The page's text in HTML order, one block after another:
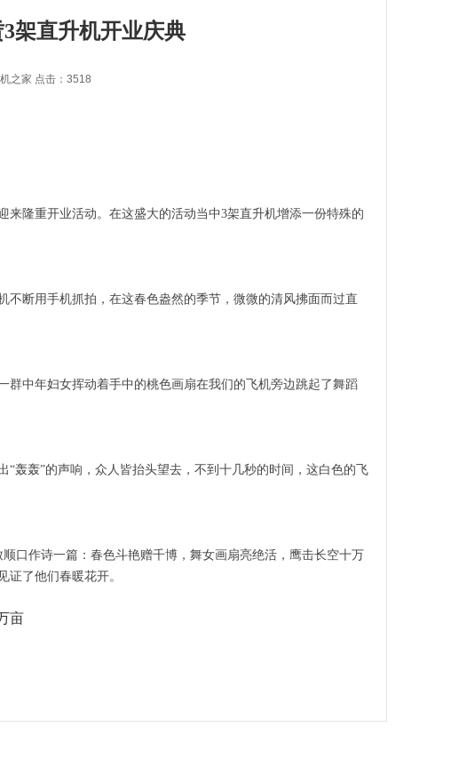
架直升机开业庆典
之家 点击：3518
来隆重开业活动。在这盛大的活动当中3架直升机增添一份特殊的
断用手机抓拍，在这春色盎然的季节，微微的清风拂面而过直
中年妇女挥动着手中的桃色画扇在我们的飞机旁边跳起了舞蹈
轰轰”的声响，众人皆抬头望去，不到十几秒的时间，这白色的飞
口作诗一篇：春色斗艳赠千博，舞女画扇亮绝活，鹰击长空十万
证了他们春暖花开。
亩